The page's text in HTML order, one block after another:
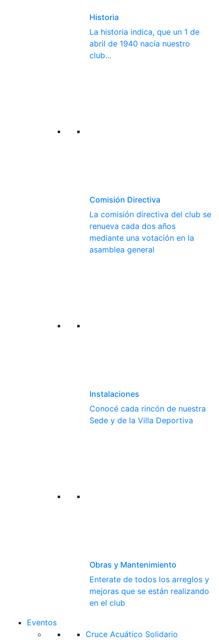
Historia
La historia indica, que un 1 de
abril de 1940 nacía nuestro
club…
Comisión Directiva
La comisión directiva del club se
renueva cada dos años
mediante una votación en la
asamblea general
Instalaciones
Conocé cada rincón de nuestra
Sede y de la Villa Deportiva
Obras y Mantenimiento
Enterate de todos los arreglos y
mejoras que se están realizando
en el club
Eventos
Cruce Acuático Solidario